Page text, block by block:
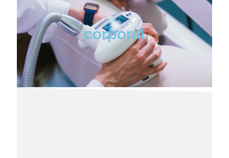
corporal